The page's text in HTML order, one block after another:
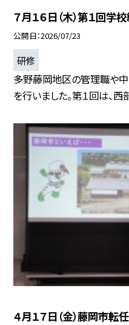
７月１６日（木）第１回学
公開日 2026/07/23
研修
多野藤岡地区の管理職や
を行いました。第１回は、西
４月１７日（金）藤岡市